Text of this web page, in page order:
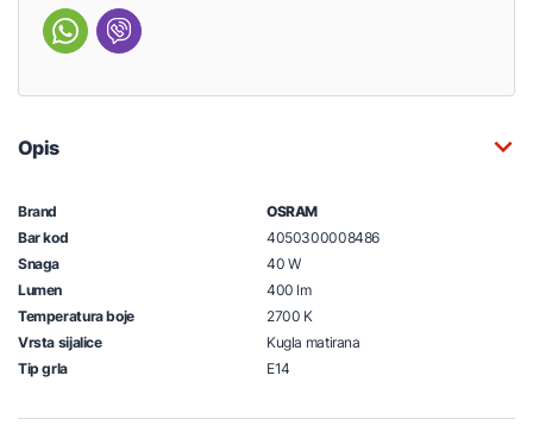
Opis
Brand
OSRAM
Bar kod
4050300008486
Snaga
40 W
Lumen
400 lm
Temperatura boje
2700 K
Vrsta sijalice
Kugla matirana
Tip grla
E14